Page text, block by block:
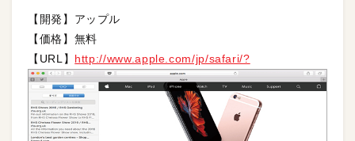
【開発】アップル
【価格】無料
【URL】 http://www.apple.com/jp/safari/?